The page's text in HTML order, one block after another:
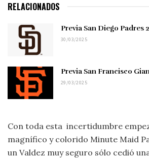
RELACIONADOS
Previa San Diego Padres
30/03/2025
Previa San Francisco
29/03/2025
Con toda esta incertidumbre
magnífico y colorido Minute Maid
un Valdez muy seguro sólo cedió